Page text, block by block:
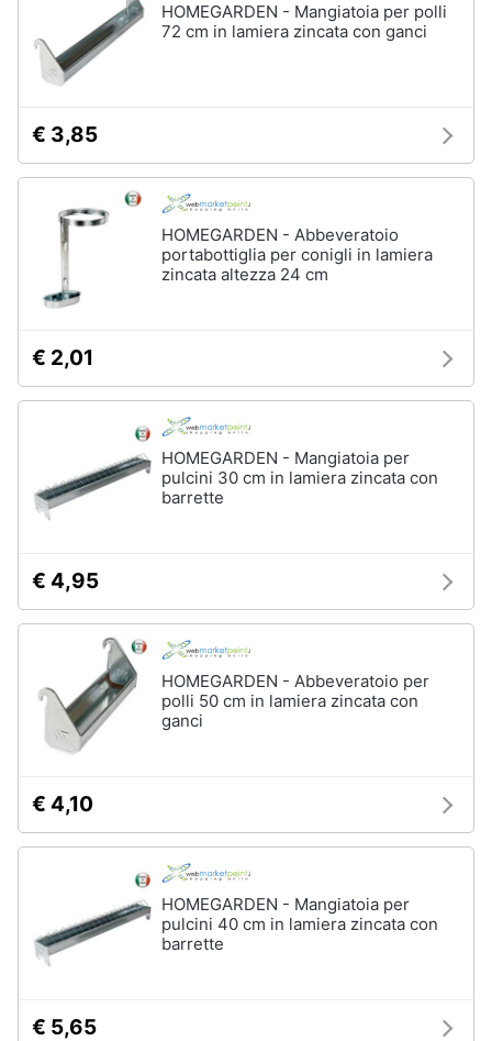
Assistenza
Esci
HOMEGARDEN - Mangiatoia per polli
72 cm in lamiera zincata con ganci
€ 3,85
HOMEGARDEN - Abbeveratoio
portabottiglia per conigli in lamiera
zincata altezza 24 cm
€ 2,01
HOMEGARDEN - Mangiatoia per
pulcini 30 cm in lamiera zincata con
barrette
€ 4,95
HOMEGARDEN - Abbeveratoio per
polli 50 cm in lamiera zincata con
ganci
€ 4,10
HOMEGARDEN - Mangiatoia per
pulcini 40 cm in lamiera zincata con
barrette
€ 5,65